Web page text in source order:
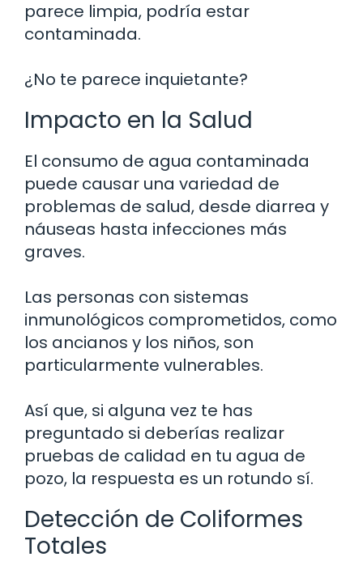
parece limpia, podría estar
contaminada.
¿No te parece inquietante?
Impacto en la Salud
El consumo de agua contaminada
puede causar una variedad de
problemas de salud, desde diarrea y
náuseas hasta infecciones más
graves.
Las personas con sistemas
inmunológicos comprometidos, como
los ancianos y los niños, son
particularmente vulnerables.
Así que, si alguna vez te has
preguntado si deberías realizar
pruebas de calidad en tu agua de
pozo, la respuesta es un rotundo sí.
Detección de Coliformes
Totales